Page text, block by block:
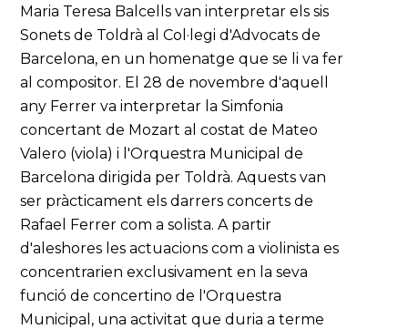
Maria Teresa Balcells van interpretar els sis
Sonets de Toldrà al Col·legi d'Advocats de
Barcelona, en un homenatge que se li va fer
al compositor. El 28 de novembre d'aquell
any Ferrer va interpretar la Simfonia
concertant de Mozart al costat de Mateo
Valero (viola) i l'Orquestra Municipal de
Barcelona dirigida per Toldrà. Aquests van
ser pràcticament els darrers concerts de
Rafael Ferrer com a solista. A partir
d'aleshores les actuacions com a violinista es
concentrarien exclusivament en la seva
funció de concertino de l'Orquestra
Municipal, una activitat que duria a terme